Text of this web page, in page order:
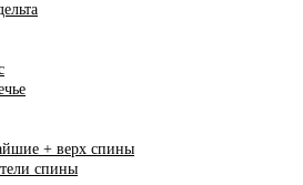
+ верх спины
спины